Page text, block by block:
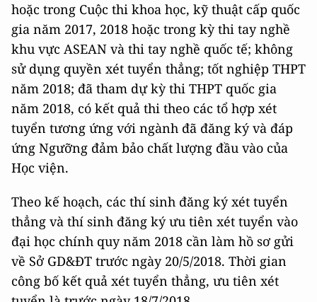
hoặc trong Cuộc thi khoa học, kỹ thuật cấp quốc
gia năm 2017, 2018 hoặc trong kỳ thi tay nghề
khu vực ASEAN và thi tay nghề quốc tế; không
sử dụng quyền xét tuyển thẳng; tốt nghiệp THPT
năm 2018; đã tham dự kỳ thi THPT quốc gia
năm 2018, có kết quả thi theo các tổ hợp xét
tuyển tương ứng với ngành đã đăng ký và đáp
ứng Ngưỡng đảm bảo chất lượng đầu vào của
Học viện.
Theo kế hoạch, các thí sinh đăng ký xét tuyển
thẳng và thí sinh đăng ký ưu tiên xét tuyển vào
đại học chính quy năm 2018 cần làm hồ sơ gửi
về Sở GD&ĐT trước ngày 20/5/2018. Thời gian
công bố kết quả xét tuyển thẳng, ưu tiên xét